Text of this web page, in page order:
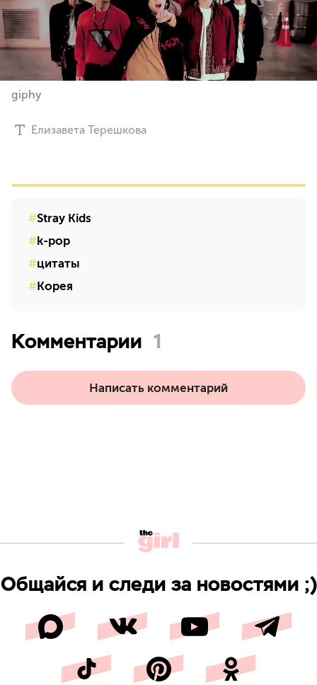
giphy
Елизавета Терешкова
Stray Kids
k-pop
цитаты
Корея
Комментарии 1
Написать комментарий
Общайся и следи за новостями ;)